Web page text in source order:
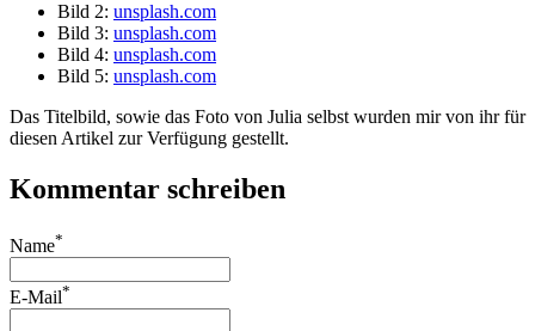
Bild 2: unsplash.com
Bild 3: unsplash.com
Bild 4: unsplash.com
Bild 5: unsplash.com
Das Titelbild, sowie das Foto von Julia selbst wurden mir von ihr für
diesen Artikel zur Verfügung gestellt.
Kommentar schreiben
Name*
E-Mail*